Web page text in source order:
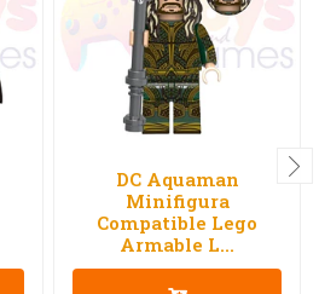
DC Aquaman
Minifigura
Compatible Lego
Armable L...